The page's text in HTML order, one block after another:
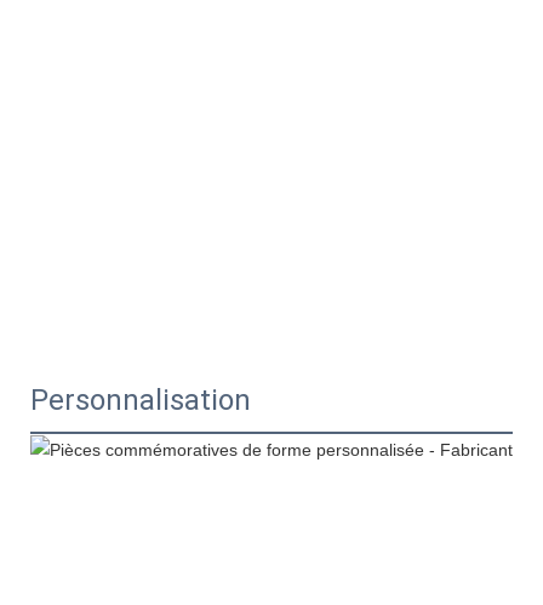
Personnalisation